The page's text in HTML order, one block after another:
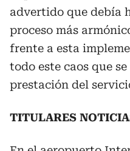
advertido que debía
proceso más
frente a esta
todo este caos que
prestación del
TITULARES